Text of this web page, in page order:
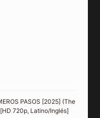
PASOS [2025] (The
720p, Latino/Inglés]